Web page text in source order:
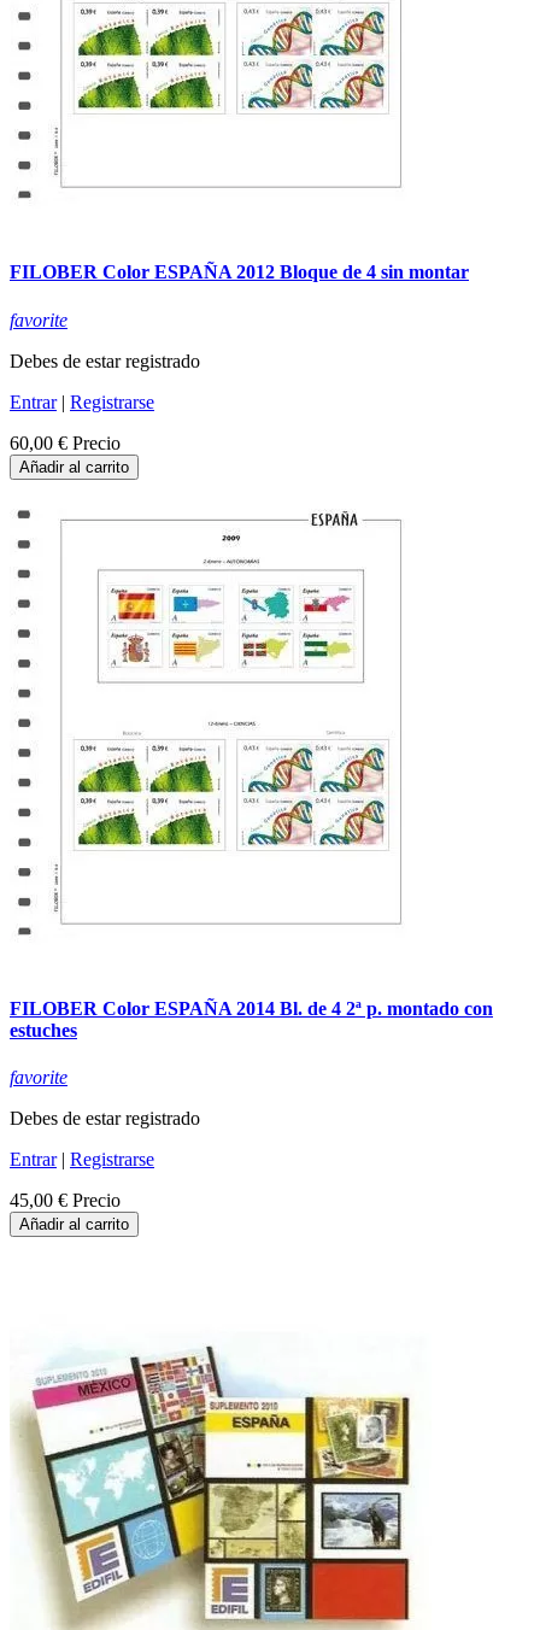
FILOBER Color ESPAÑA 2012 Bloque de 4 sin montar
favorite
Debes de estar registrado
Entrar| Registrarse
60,00 € Precio
Añadir al carrito
FILOBER Color ESPAÑA 2014 Bl. de 4 2ª p. montado con
estuches
favorite
Debes de estar registrado
Entrar| Registrarse
45,00 € Precio
Añadir al carrito